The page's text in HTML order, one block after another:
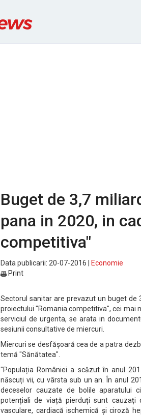
Buget de 3,7
pana in 2020, in
competitiva"
Data publicarii: 20-07-2016 |
Economie
Print
Sectorul sanitar are prevazut un buget de
proiectului "Romania competitiva", cei mai
serviciul de urgenta, se arata in
sesiunii consultative de miercuri.
Miercuri se desfășoară cea de a patra
temă "Sănătatea".
"Populația României a scăzut în anul
născuți vii, cu vârsta sub un an. În anul
deceselor cauzate de bolile aparatului
potențiali de viață pierduți sunt cauzați
vasculare, cardiacă ischemică și ciroză